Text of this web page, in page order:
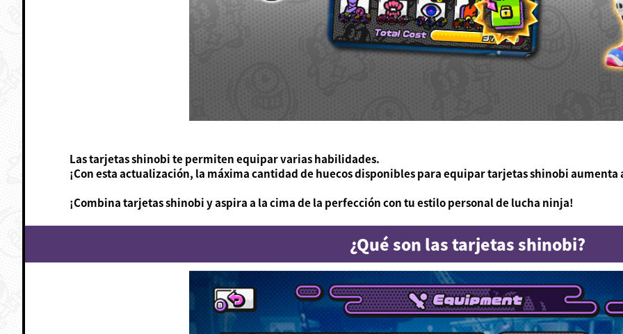
Las tarjetas shinobi te permiten equipar varias habilidades.
¡Con esta actualización, la máxima cantidad de huecos disponibles para equipar tarjetas shinobi aumenta
¡Combina tarjetas shinobi y aspira a la cima de la perfección con tu estilo personal de lucha ninja!
¿Qué son las tarjetas shinobi?